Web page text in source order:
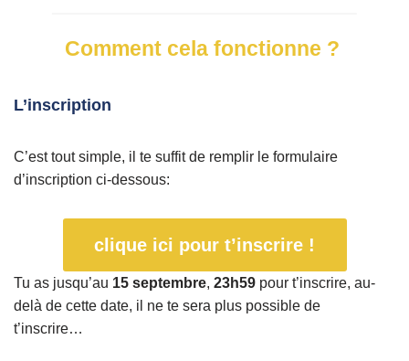
Comment cela fonctionne ?
L’inscription
C’est tout simple, il te suffit de remplir le formulaire
d’inscription ci-dessous:
clique ici pour t’inscrire !
Tu as jusqu’au 15 septembre, 23h59 pour t’inscrire, au-
delà de cette date, il ne te sera plus possible de
t’inscrire…